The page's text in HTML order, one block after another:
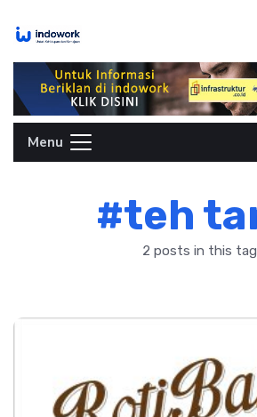
Menu
#teh
2 posts in this tag